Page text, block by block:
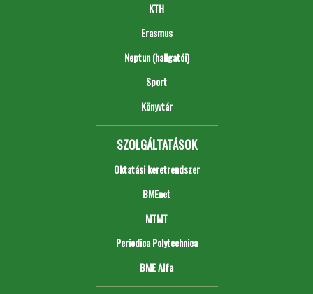
KTH
Erasmus
Neptun (hallgatói)
Sport
Könyvtár
SZOLGÁLTATÁSOK
Oktatási keretrendszer
BMEnet
MTMT
Periodica Polytechnica
BME Alfa